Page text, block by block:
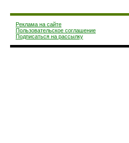
Реклама на сайте
Пользовательское соглашение
Подписаться на рассылку